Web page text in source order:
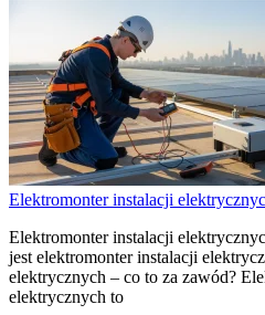
Elektromonter instalacji
Elektromonter instalacji
jest elektromonter instalacji
elektrycznych – co to za zawód?
elektrycznych to